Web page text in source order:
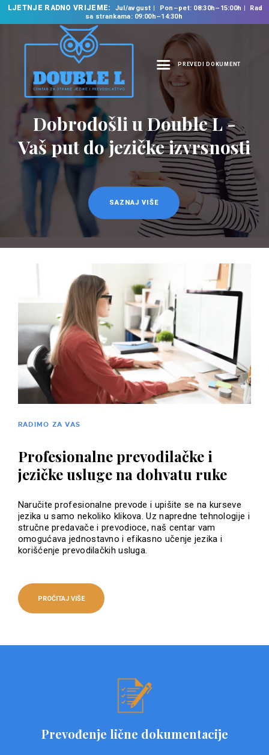
LJETNJE RADNO VRIJEME: Jul/avgust Pon–pet: 08:30h–15:00h
Rad
sa strankama: 09:00h–14:30h
PREVEDI DOKUMENT
NASLOVNA
O NAMA
NAŠE USLUGE
ŠKOLA STRANIH
JEZIKA
PREVODILAČKI BIRO
KURSEVI
NOVOSTI
KONTAKT
Dobrodošli u Double L -
Vaš put do jezičke izvrsnosti
SAZNAJ VIŠE
RADIMO ZA VAS
Profesionalne prevodilačke i
jezičke usluge na dohvatu ruke
Naručite profesionalne prevode i upišite se na kurseve
jezika u samo nekoliko klikova. Uz napredne tehnologije i
stručne predavače i prevodioce, naš centar vam
omogućava jednostavno i efikasno učenje jezika i
korišćenje prevodilačkih usluga.
PROČITAJ VIŠE
Prevođenje lične dokumentacije